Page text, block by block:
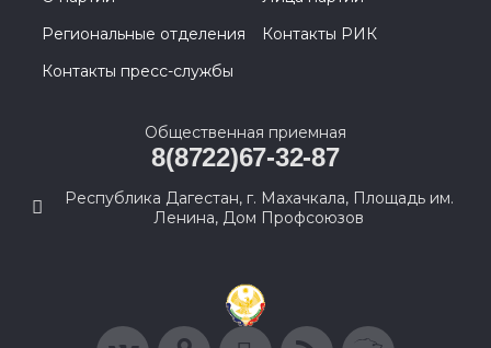
Региональные отделения
Контакты РИК
Контакты пресс-службы
Общественная приемная
8(8722)67-32-87
Республика Дагестан, г. Махачкала, Площадь им.
Ленина, Дом Профсоюзов